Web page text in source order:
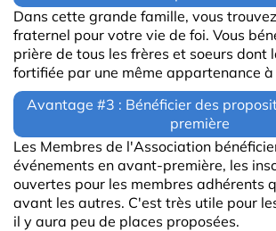
Dans cette grande famille, vous
fraternel pour votre vie de foi. Vous
prière de tous les frères et soeurs dont
fortifiée par une même appartenance
Avantage #3 : Bénéficier des
première
Les Membres de l'Association
événements en avant-première, les
ouvertes pour les membres adhérents
avant les autres. C'est très utile pour
il y aura peu de places proposées.